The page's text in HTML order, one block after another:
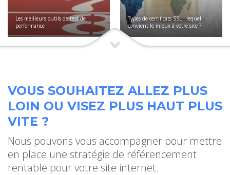
Les meilleurs outils de test de
performance
Types de certificats SSL : lequel
convient le mieux à votre site ?
VOUS SOUHAITEZ ALLEZ PLUS
LOIN OU VISEZ PLUS HAUT PLUS
VITE ?
Nous pouvons vous accompagner pour mettre
en place une stratégie de référencement
rentable pour votre site internet.